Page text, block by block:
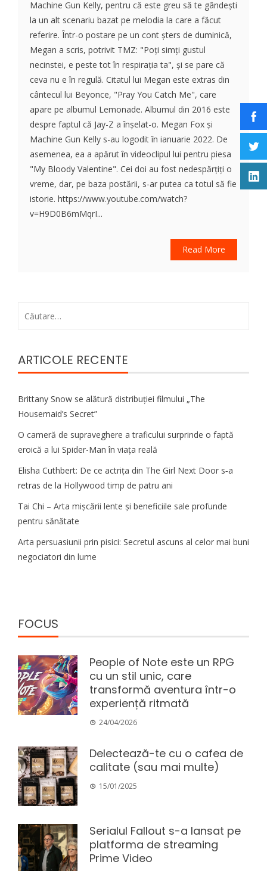
Machine Gun Kelly, pentru că este greu să te gândești
la un alt scenariu bazat pe melodia la care a făcut
referire. Într-o postare pe un cont șters de duminică,
Megan a scris, potrivit TMZ: "Poți simți gustul
necinstei, e peste tot în respirația ta", și se pare că
ceva nu e în regulă. Citatul lui Megan este extras din
cântecul lui Beyonce, "Pray You Catch Me", care
apare pe albumul Lemonade. Albumul din 2016 este
despre faptul că Jay-Z a înșelat-o. Megan Fox și
Machine Gun Kelly s-au logodit în ianuarie 2022. De
asemenea, ea a apărut în videoclipul lui pentru piesa
"My Bloody Valentine". Cei doi au fost nedespărțiți o
vreme, dar, pe baza postării, s-ar putea ca totul să fie
istorie. https://www.youtube.com/watch?
v=H9D0B6mMqrI...
Read More
ARTICOLE RECENTE
Brittany Snow se alătură distribuției filmului „The
Housemaid’s Secret”
O cameră de supraveghere a traficului surprinde o faptă
eroică a lui Spider-Man în viața reală
Elisha Cuthbert: De ce actrița din The Girl Next Door s‑a
retras de la Hollywood timp de patru ani
Tai Chi – Arta mișcării lente și beneficiile sale profunde
pentru sănătate
Arta persuasiunii prin pisici: Secretul ascuns al celor mai buni
negociatori din lume
FOCUS
People of Note este un RPG
cu un stil unic, care
transformă aventura într-o
experiență ritmată
24/04/2026
Delectează-te cu o cafea de
calitate (sau mai multe)
15/01/2025
Serialul Fallout s-a lansat pe
platforma de streaming
Prime Video